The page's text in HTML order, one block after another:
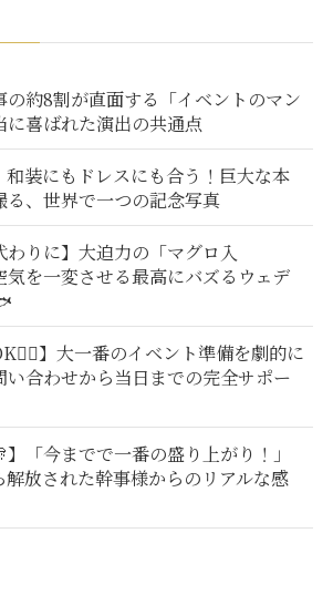
の約8割が直面する「イベントのマン
に喜ばれた演出の共通点
和装にもドレスにも合う！巨大な本
る、世界で一つの記念写真
わりに】大迫力の「マグロ入
気を一変させる最高にバズるウェデ
】大一番のイベント準備を劇的に
い合わせから当日までの完全サポー
】「今までで一番の盛り上がり！」
解放された幹事様からのリアルな感